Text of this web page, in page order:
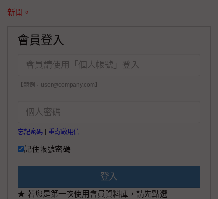
新聞。
會員登入
【範例：user@company.com】
忘記密碼 重寄啟用信
記住帳號密碼
登入
★ 若您是第一次使用會員資料庫，請先點選